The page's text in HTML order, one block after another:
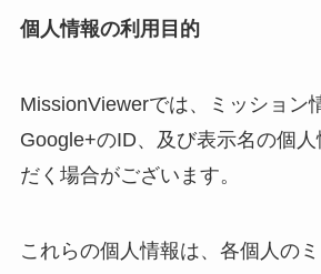
個人情報の利用目的
MissionViewerでは、ミッション
Google+のID、及び表示名の個
だく場合がございます。
これらの個人情報は、各個人の